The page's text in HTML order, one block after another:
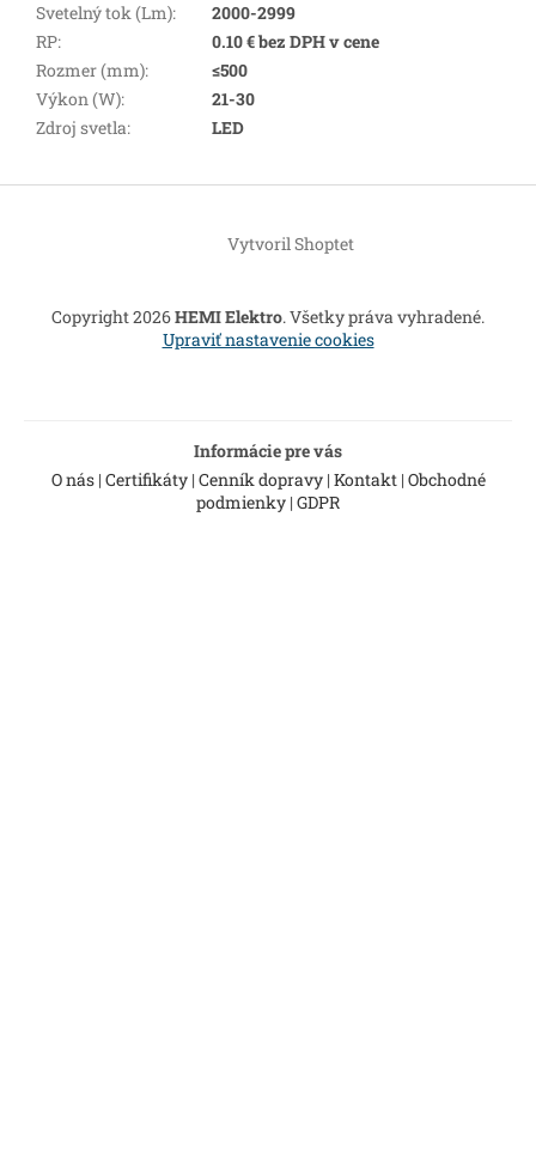
Svetelný tok (Lm):
2000-2999
RP:
0.10 € bez DPH v cene
Rozmer (mm):
≤500
Výkon (W):
21-30
Zdroj svetla: LED
Vytvoril Shoptet
Copyright 2026HEMI Elektro. Všetky práva vyhradené.
Upraviť nastavenie cookies
Informácie pre vás
O nás| Certifikáty| Cenník dopravy| Kontakt| Obchodné
podmienky | GDPR